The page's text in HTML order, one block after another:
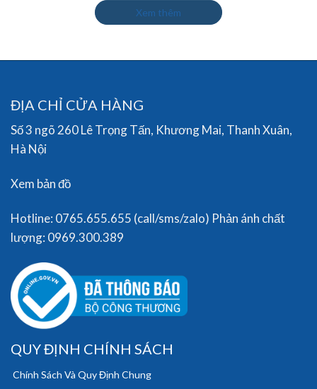
Xem thêm
ĐỊA CHỈ CỬA HÀNG
Số 3 ngõ 260 Lê Trọng Tấn, Khương Mai, Thanh Xuân,
Hà Nội
Xem bản đồ
Hotline: 0765.655.655 (call/sms/zalo) Phản ánh chất
lượng: 0969.300.389
QUY ĐỊNH CHÍNH SÁCH
Chính Sách Và Quy Định Chung